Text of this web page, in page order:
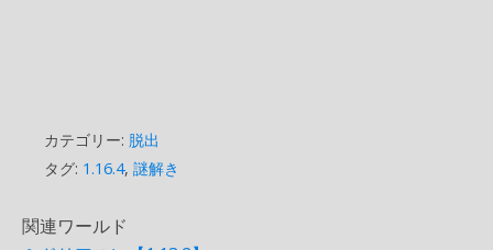
カテゴリー: 脱出
タグ: 1.16.4, 謎解き
関連ワールド